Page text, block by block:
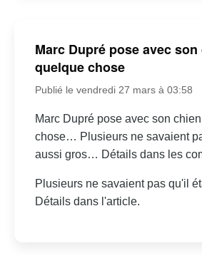
Marc Dupré pose avec son
quelque chose
Publié le vendredi 27 mars à 03:58
Marc Dupré pose avec son
chose… Plusieurs ne savaient
aussi gros… Détails dans les
Plusieurs ne savaient pas qu'il
Détails dans l'article.